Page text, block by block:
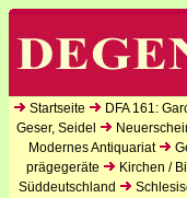
Startseite DFA 161:
Geser, Seidel
Modernes Antiquariat
prägegeräte
Kirchen /
Süddeutschland